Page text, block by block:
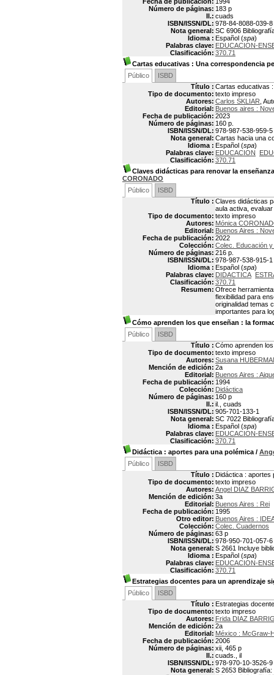
Número de páginas: 183 p
Il.: cuads
ISBN/ISSN/DL: 978-84-8088-039-8
Nota general: SC 6906
Idioma : Español (spa)
Palabras clave: EDUCACION-
Clasificación: 370.71
Cartas educativas : Una correspondencia
Público
ISBD
Título : Cartas educativas
Tipo de documento: texto impreso
Autores: Carlos SKLIAR ,
Editorial: Buenos aires :
Fecha de publicación: 2023
Número de páginas: 160 p.
ISBN/ISSN/DL: 978-987-538-959-5
Nota general: Cartas hacia una
Idioma : Español (spa)
Palabras clave: EDUCACION
Clasificación: 370.71
Claves didácticas para renovar la enseñanza
CORONADO
Público
ISBD
Título : Claves didácticas
aula activa,
Tipo de documento: texto impreso
Autores: Mónica
Editorial: Buenos Aires :
Fecha de publicación: 2022
Colección: Colec. Educación y
Número de páginas: 216 p.
ISBN/ISSN/DL: 978-987-538-915-1
Idioma : Español (spa)
Palabras clave: DIDACTICA
Clasificación: 370.71
Resumen: Ofrece
flexibilidad para
originalidad temas
importantes para
Cómo aprenden los que enseñan : la
Público
ISBD
Título : Cómo aprenden
Tipo de documento: texto impreso
Autores: Susana
Mención de edición: 2a
Editorial: Buenos Aires :
Fecha de publicación: 1994
Colección: Didáctica
Número de páginas: 160 p
Il.: il., cuads
ISBN/ISSN/DL: 905-701-133-1
Nota general: SC 7022
Idioma : Español (spa)
Palabras clave: EDUCACION-
Clasificación: 370.71
Didáctica : aportes para una polémica /
Público
ISBD
Título : Didáctica : aportes
Tipo de documento: texto impreso
Autores: Angel DIAZ
Mención de edición: 3a
Editorial: Buenos Aires : Rei
Fecha de publicación: 1995
Otro editor: Buenos Aires :
Colección: Colec. Cuadernos
Número de páginas: 63 p
ISBN/ISSN/DL: 978-950-701-057-6
Nota general: S 2661 Incluye
Idioma : Español (spa)
Palabras clave: EDUCACION-
Clasificación: 370.71
Estrategias docentes para un aprendizaje
Público
ISBD
Título : Estrategias
Tipo de documento: texto impreso
Autores: Frida DIAZ
Mención de edición: 2a
Editorial: México : McGraw-
Fecha de publicación: 2006
Número de páginas: xii, 465 p
Il.: cuads., il
ISBN/ISSN/DL: 978-970-10-3526-9
Nota general: S 2653